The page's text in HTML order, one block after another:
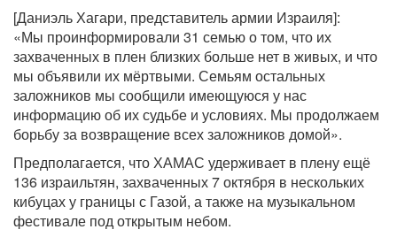
[Даниэль Хагари, представитель армии Израиля]:
«Мы проинформировали 31 семью о том, что их
захваченных в плен близких больше нет в живых, и что
мы объявили их мёртвыми. Семьям остальных
заложников мы сообщили имеющуюся у нас
информацию об их судьбе и условиях. Мы продолжаем
борьбу за возвращение всех заложников домой».
Предполагается, что ХАМАС удерживает в плену ещё
136 израильтян, захваченных 7 октября в нескольких
кибуцах у границы с Газой, а также на музыкальном
фестивале под открытым небом.